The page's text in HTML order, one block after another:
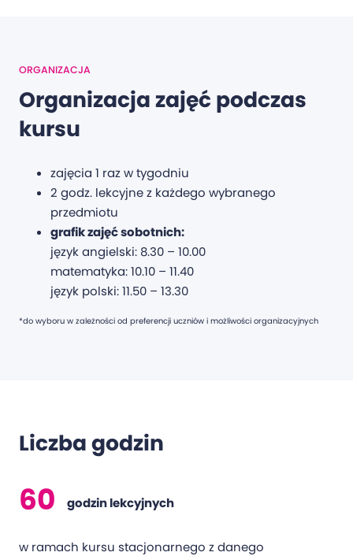
ORGANIZACJA
Organizacja zajęć podczas
kursu
zajęcia 1 raz w tygodniu
2 godz. lekcyjne z każdego wybranego
przedmiotu
grafik zajęć sobotnich:
język angielski: 8.30 – 10.00
matematyka: 10.10 – 11.40
język polski: 11.50 – 13.30
*do wyboru w zależności od preferencji uczniów i możliwości organizacyjnych
Liczba godzin
60 godzin lekcyjnych
w ramach kursu stacjonarnego z danego